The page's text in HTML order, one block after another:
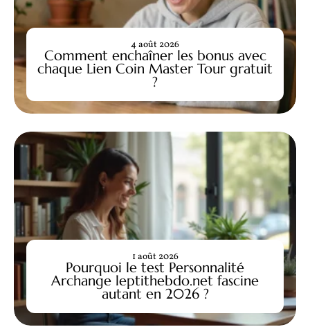
Comment enchaîner les bonus avec
chaque Lien Coin Master Tour gratuit
?
4 août 2026
Pourquoi le test Personnalité
Archange leptithebdo.net fascine
autant en 2026 ?
1 août 2026